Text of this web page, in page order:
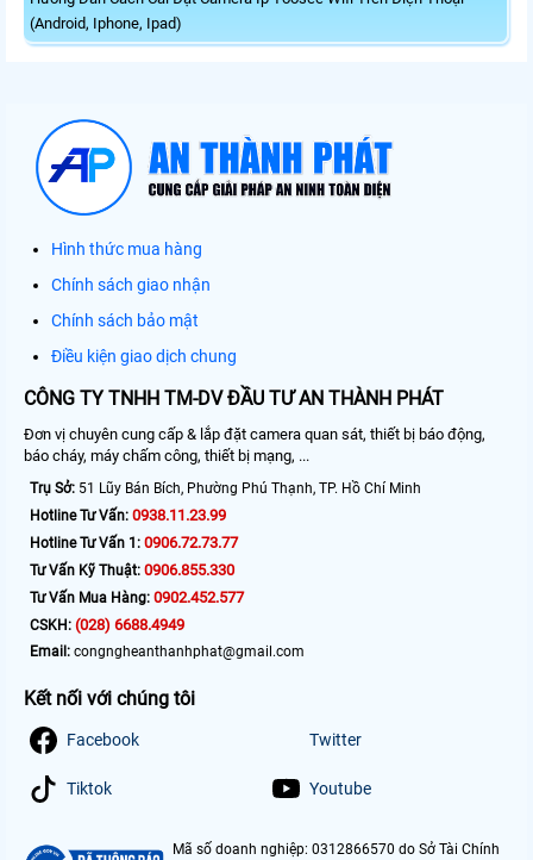
(Android, Iphone, Ipad)
Hình thức mua hàng
Chính sách giao nhận
Chính sách bảo mật
Điều kiện giao dịch chung
CÔNG TY TNHH TM-DV ĐẦU TƯ AN THÀNH PHÁT
Đơn vị chuyên cung cấp & lắp đặt camera quan sát, thiết bị báo động,
báo cháy, máy chấm công, thiết bị mạng, ...
Trụ Sở: 51 Lũy Bán Bích, Phường Phú Thạnh, TP. Hồ Chí Minh
Hotline Tư Vấn: 0938.11.23.99
Hotline Tư Vấn 1: 0906.72.73.77
Tư Vấn Kỹ Thuật: 0906.855.330
Tư Vấn Mua Hàng: 0902.452.577
CSKH: (028) 6688.4949
Email: congngheanthanhphat@gmail.com
Kết nối với chúng tôi
Facebook Twitter
Tiktok Youtube
Mã số doanh nghiệp: 0312866570 do Sở Tài Chính